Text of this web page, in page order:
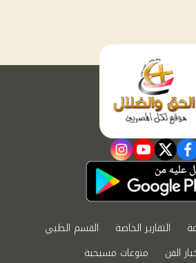
facebook
twitter
youtube
instagram
التقارير الخاصة
القسم الطبي
الفن
منوعات مسيحية